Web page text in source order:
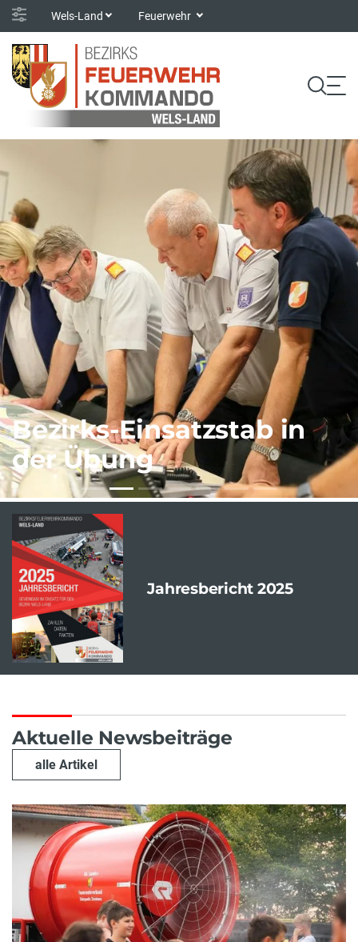
Wels-Land Feuerwehr
Bezirks-Einsatzstab in
der Übung
Jahresbericht 2025
Aktuelle Newsbeiträge
alle Artikel